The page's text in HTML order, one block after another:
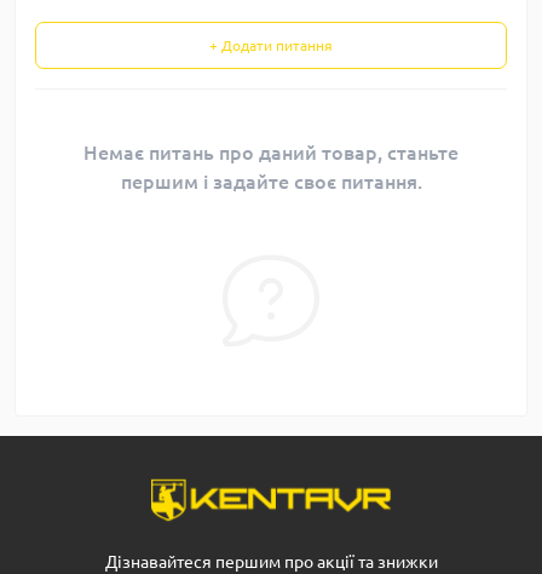
+ Додати питання
Немає питань про даний товар, станьте
першим і задайте своє питання.
Дізнавайтеся першим про акції та знижки